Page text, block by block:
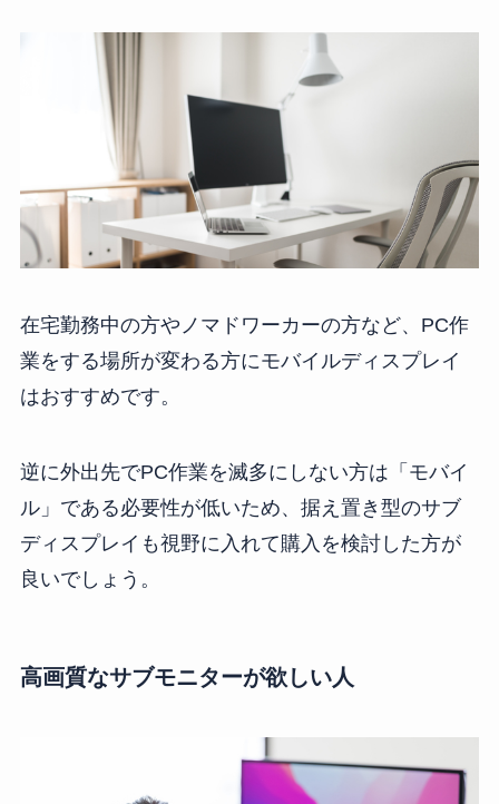
在宅勤務中の方やノマドワーカーの方など、PC作
業をする場所が変わる方にモバイルディスプレイ
はおすすめです。
逆に外出先でPC作業を滅多にしない方は「モバイ
ル」である必要性が低いため、据え置き型のサブ
ディスプレイも視野に入れて購入を検討した方が
良いでしょう。
高画質なサブモニターが欲しい人